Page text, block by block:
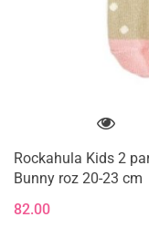
Rockahula Kids 2
Bunny roz 20-23 cm
82.00